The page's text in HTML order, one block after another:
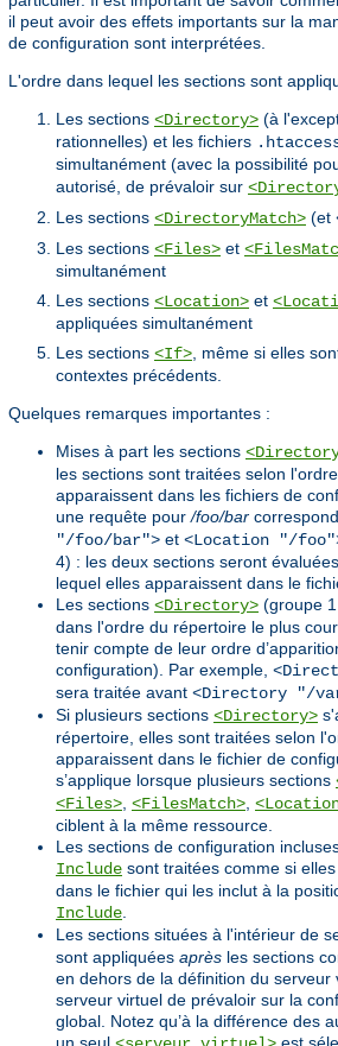
il peut avoir des effets importants sur la
de configuration sont interprétées.
L'ordre dans lequel les sections sont
Les sections <Directory> (à
rationnelles) et les fichiers
simultanément (avec la possibilité
autorisé, de prévaloir sur
Les sections <DirectoryMatch> (et
Les sections <Files> et
simultanément
Les sections <Location> et
appliquées simultanément
Les sections <If>, même si elles
contextes précédents.
Quelques remarques importantes :
Mises à part les sections
les sections sont traitées selon
apparaissent dans les fichiers de
une requête pour/foo/bar
"/foo/bar"> et <Location "/
4) : les deux sections seront
lequel elles apparaissent dans le
Les sections <Directory> (groupe
dans l'ordre du répertoire le plus
tenir compte de leur ordre
configuration). Par exemple,
sera traitée avant <Directory "/
Si plusieurs sections <Directory>
répertoire, elles sont traitées selon
apparaissent dans le fichier de
s’applique lorsque plusieurs sections
<Files>, <FilesMatch>,
ciblent à la même ressource.
Les sections de configuration
Include sont traitées comme si
dans le fichier qui les inclut à la
Include.
Les sections situées à l'intérieur de
sont appliquées après les sections
en dehors de la définition du serveur
serveur virtuel de prévaloir sur la
global. Notez qu’à la différence des